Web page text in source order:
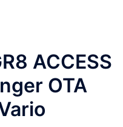
ACCESS
OTA